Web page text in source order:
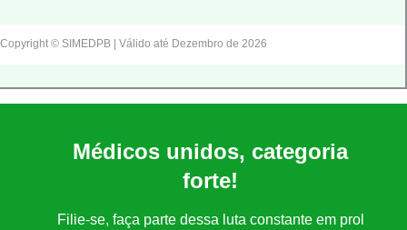
Copyright © SIMEDPB | Válido até Dezembro de 2026
Médicos unidos, categoria
forte!
Filie-se, faça parte dessa luta constante em prol